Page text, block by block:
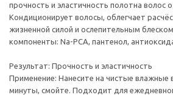
прочность и эластичность полотна волос
Кондиционирует волосы, облегчает
жизненной силой и ослепительным
компоненты: Na-PCA, пантенол,
Результат: Прочность и эластичность
Применение: Нанесите на чистые влажные
минуты, смойте. Подходит для